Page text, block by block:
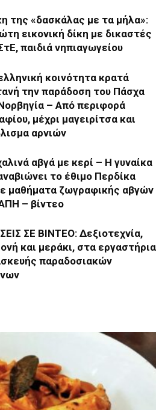
της «δασκάλας με τα μήλα»:
εικονική δίκη με δικαστές
παιδιά νηπιαγωγείου
κοινότητα κρατά
την παράδοση του Πάσχα
– Από περιφορά
μέχρι μαγειρίτσα και
αρνιών
αβγά με κερί – Η γυναίκα
το έθιμο Περδίκα
μαθήματα ζωγραφικής αβγών
– βίντεο
ΣΕ ΒΙΝΤΕΟ: Δεξιοτεχνία,
και μεράκι, στα εργαστήρια
παραδοσιακών